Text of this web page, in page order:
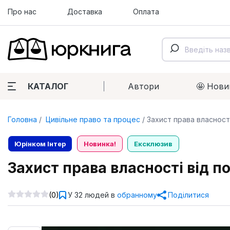
Про нас Доставка Оплата
КАТАЛОГ Автори 🤩
Головна Цивільне право та процес Захист права
Юрінком Iнтер Новинка! Ексклюзив
Захист права власності від
(0) У 32 людей в обранному Поділитися